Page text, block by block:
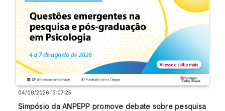
04/08/2026 13:07:25
Simpósio da ANPEPP promove debate sobre pesquisa